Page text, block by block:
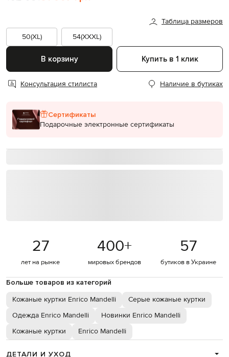
Таблица размеров
50(XL)
54(XXXL)
В корзину Купить в 1 клик
Консультация стилиста Наличие в бутиках
Сертификаты
Подарочные электронные сертификаты
27
лет на рынке
400+
мировых брендов
57
бутиков в Украине
Больше товаров из категорий
Кожаные куртки Enrico Mandelli
Серые кожаные куртки
Одежда Enrico Mandelli
Новинки Enrico Mandelli
Кожаные куртки
Enrico Mandelli
ДЕТАЛИ И УХОД